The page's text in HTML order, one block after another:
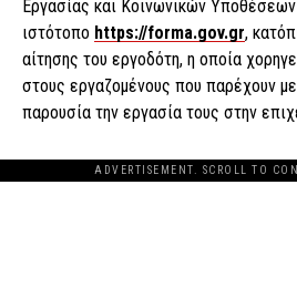
Εργασίας και Κοινωνικών
ιστότοπο https://forma.gov.gr,
αίτησης του εργοδότη, η οποία
στους εργαζομένους που παρέχουν
παρουσία την εργασία τους στην
ADVERTISEMENT. SCROLL TO